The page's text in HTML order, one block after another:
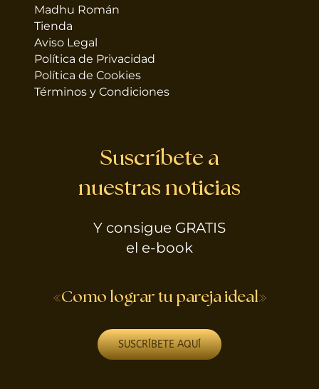
Madhu Román
Tienda
Aviso Legal
Política de Privacidad
Política de Cookies
Términos y Condiciones
Suscríbete a
nuestras noticias
Y consigue GRATIS
el e-book
«Como lograr tu pareja ideal»
SUSCRÍBETE AQUÍ